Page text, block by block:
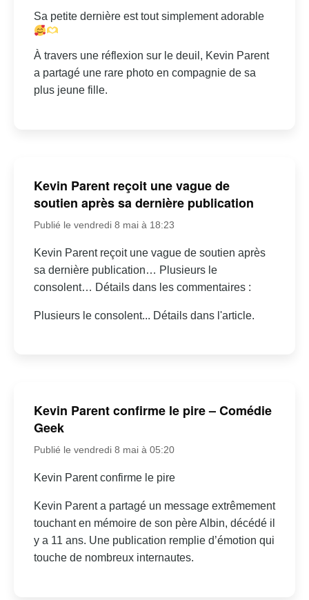
Sa petite dernière est tout simplement adorable
À travers une réflexion sur le deuil, Kevin Parent
a partagé une rare photo en compagnie de sa
plus jeune fille.
Kevin Parent reçoit une vague de
soutien après sa dernière publication
Publié le vendredi 8 mai à 18:23
Kevin Parent reçoit une vague de soutien après
sa dernière publication… Plusieurs le
consolent… Détails dans les commentaires :
Plusieurs le consolent... Détails dans l'article.
Kevin Parent confirme le pire – Comédie
Geek
Publié le vendredi 8 mai à 05:20
Kevin Parent confirme le pire
Kevin Parent a partagé un message extrêmement
touchant en mémoire de son père Albin, décédé il
y a 11 ans. Une publication remplie d’émotion qui
touche de nombreux internautes.